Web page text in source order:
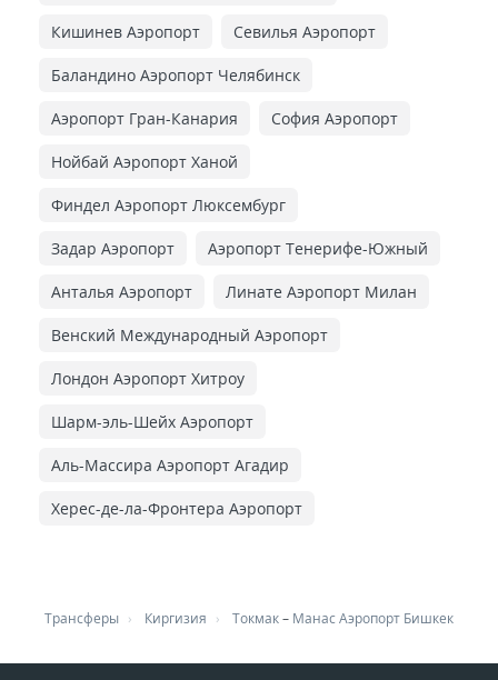
Кишинев Аэропорт Севилья Аэропорт
Баландино Аэропорт Челябинск
Аэропорт Гран-Канария София Аэропорт
Нойбай Аэропорт Ханой
Финдел Аэропорт Люксембург
Задар Аэропорт Аэропорт Тенерифе-Южный
Анталья Аэропорт Линате Аэропорт Милан
Венский Международный Аэропорт
Лондон Аэропорт Хитроу
Шарм-эль-Шейх Аэропорт
Аль-Массира Аэропорт Агадир
Херес-де-ла-Фронтера Аэропорт
Трансферы Киргизия Токмак– Манас Аэропорт Бишкек